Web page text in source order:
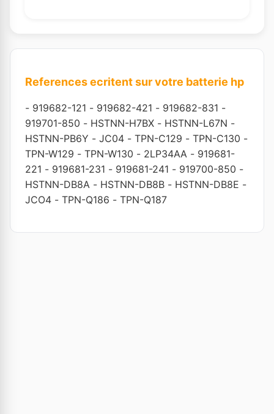
References ecritent sur votre batterie hp
- 919682-121 - 919682-421 - 919682-831 -
919701-850 - HSTNN-H7BX - HSTNN-L67N -
HSTNN-PB6Y - JC04 - TPN-C129 - TPN-C130 -
TPN-W129 - TPN-W130 - 2LP34AA - 919681-
221 - 919681-231 - 919681-241 - 919700-850 -
HSTNN-DB8A - HSTNN-DB8B - HSTNN-DB8E -
JCO4 - TPN-Q186 - TPN-Q187